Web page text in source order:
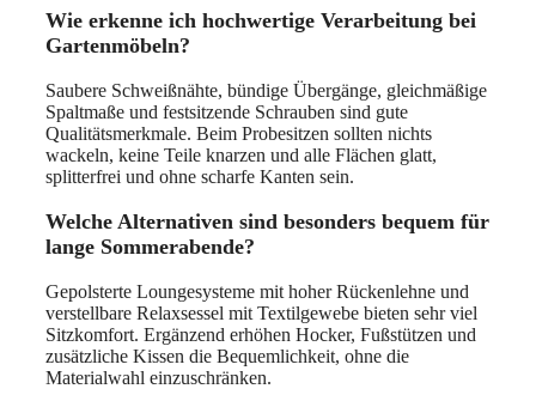
Wie erkenne ich hochwertige Verarbeitung bei
Gartenmöbeln?
Saubere Schweißnähte, bündige Übergänge, gleichmäßige
Spaltmaße und festsitzende Schrauben sind gute
Qualitätsmerkmale. Beim Probesitzen sollten nichts
wackeln, keine Teile knarzen und alle Flächen glatt,
splitterfrei und ohne scharfe Kanten sein.
Welche Alternativen sind besonders bequem für
lange Sommerabende?
Gepolsterte Loungesysteme mit hoher Rückenlehne und
verstellbare Relaxsessel mit Textilgewebe bieten sehr viel
Sitzkomfort. Ergänzend erhöhen Hocker, Fußstützen und
zusätzliche Kissen die Bequemlichkeit, ohne die
Materialwahl einzuschränken.